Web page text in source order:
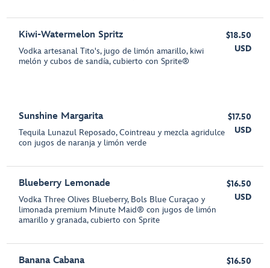
Kiwi-Watermelon Spritz
Vodka artesanal Tito's, jugo de limón amarillo, kiwi
melón y cubos de sandía, cubierto con Sprite®
$18.50
USD
Sunshine Margarita
Tequila Lunazul Reposado, Cointreau y mezcla agridulce
con jugos de naranja y limón verde
$17.50
USD
Blueberry Lemonade
Vodka Three Olives Blueberry, Bols Blue Curaçao y
limonada premium Minute Maid® con jugos de limón
amarillo y granada, cubierto con Sprite
$16.50
USD
Banana Cabana
$16.50